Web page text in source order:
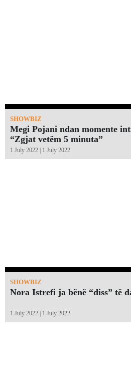
SHOWBIZ
Megi Pojani ndan momente
“Zgjat vetëm 5 minuta”￼
1 July 2022 | 1 July 2022
SHOWBIZ
Nora Istrefi ja bënë “diss” të
1 July 2022 | 1 July 2022